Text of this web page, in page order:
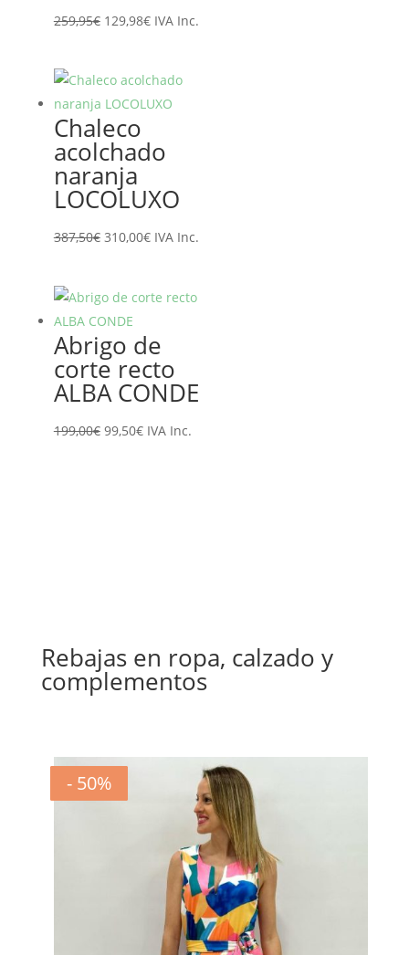
259,95€ El
era:
259,95€.
129,98€El
es:
129,98€.
IVA Inc.
Chaleco
acolchado
naranja
LOCOLUXO
387,50€ El
era:
387,50€.
310,00€El
es:
IVA Inc.
Abrigo de
corte recto
ALBA CONDE
199,00€ El
99,50€ElIVA Inc.
Rebajas en ropa, calzado y
complementos
- 20%
- 20%
- 20%
- 20%
- 20%
- 20%
- 50%
- 50%